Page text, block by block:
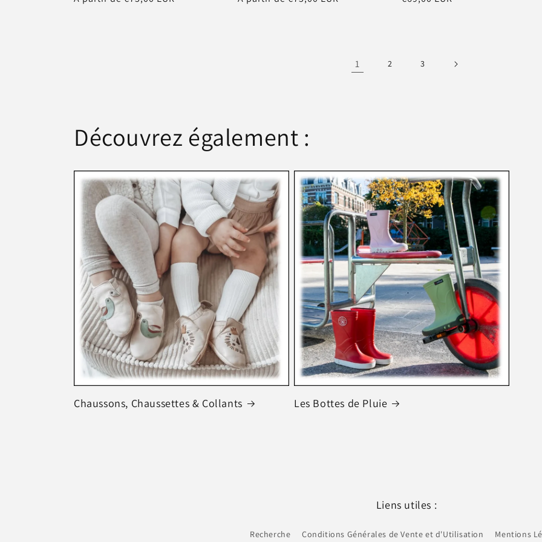
1 2 3
Découvrez également :
Chaussons, Chaussettes & Collants Les Bottes de Pluie
Liens utiles :
Recherche Conditions Générales de Vente et d'Utilisation Mentions